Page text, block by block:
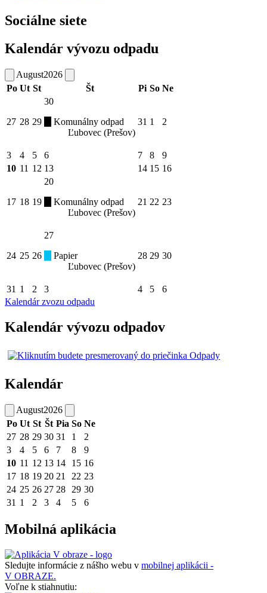
Sociálne siete
Kalendár vývozu odpadu
August2026
Po Ut St Št Pi So Ne
27 28 29
30
Komunálny odpad
Ľubovec (Prešov)
31 1 2
3 4 5 6 7 8
9
10 11 12 13 14 15 16
17 18 19
20
Komunálny odpad
Ľubovec (Prešov)
21 22 23
24 25 26
27
Papier
Ľubovec (Prešov)
28 29 30
31 1 2 3 4 5
6
Kalendár zvozu odpadu
Kalendár vývozu odpadov
Kalendár
August2026
Po Ut St Št Pia So Ne
27 28 29 30 31 1
2
3
4 5 6 7 8
9
10 11 12 13 14 15 16
17 18 19 20 21 22 23
24 25 26 27 28 29 30
31 1 2 3 4 5 6
Mobilná aplikácia
Sledujte informácie z nášho webu v mobilnej aplikácii -
V OBRAZE.
Voľne k stiahnutiu: